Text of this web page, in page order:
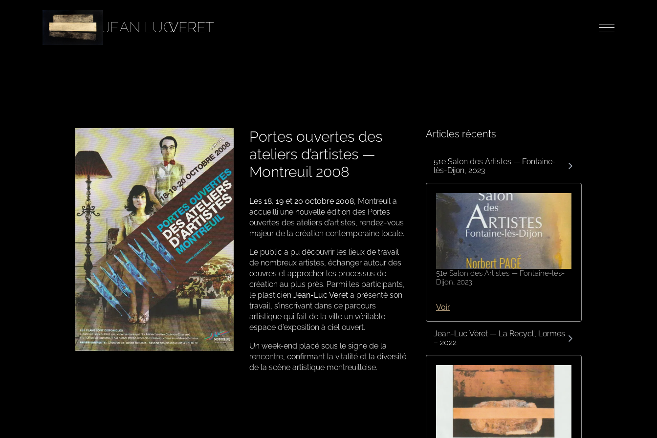
JEAN LUCVERET
Portes ouvertes des
ateliers d’artistes —
Montreuil 2008
Les 18, 19 et 20 octobre 2008 , Montreuil a
accueilli une nouvelle édition des Portes
ouvertes des ateliers d’artistes, rendez-vous
majeur de la création contemporaine locale.
Le public a pu découvrir les lieux de travail
de nombreux artistes, échanger autour des
œuvres et approcher les processus de
création au plus près. Parmi les participants,
le plasticienJean-Luc Veret a présenté son
travail, s’inscrivant dans ce parcours
artistique qui fait de la ville un véritable
espace d’exposition à ciel ouvert.
Un week-end placé sous le signe de la
rencontre, confirmant la vitalité et la diversité
de la scène artistique montreuilloise.
Articles récents
51e Salon des Artistes — Fontaine-
lès-Dijon, 2023
51e Salon des Artistes — Fontaine-lès-
Dijon, 2023
Voir
Jean-Luc Véret — La Recycl’, Lormes
– 2022